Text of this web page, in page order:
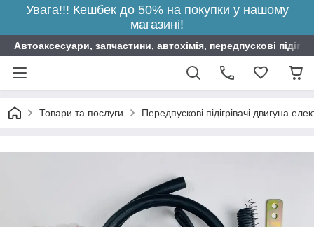
Увага!!! Кешбек до 50% на покупки у нашому
магазині!
Автоаксесуари, запчастини, автохімія, передпускові
Товари та послуги Передпускові підігрівачі двигуна